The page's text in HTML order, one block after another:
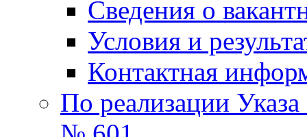
Сведения о
Условия и
Контактная
По реализации